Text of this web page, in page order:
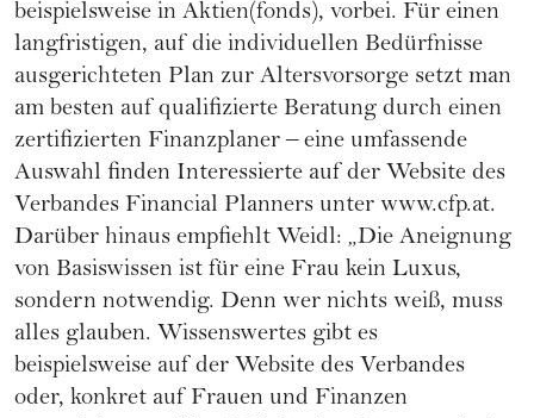
beispielsweise in Aktien(fonds), vorbei. Für einen
langfristigen, auf die individuellen Bedürfnisse
ausgerichteten Plan zur Altersvorsorge setzt man
am besten auf qualifizierte Beratung durch einen
zertifizierten Finanzplaner – eine umfassende
Auswahl finden Interessierte auf der Website des
Verbandes Financial Planners unter www.cfp.at.
Darüber hinaus empfiehlt Weidl: „Die Aneignung
von Basiswissen ist für eine Frau kein Luxus,
sondern notwendig. Denn wer nichts weiß, muss
alles glauben. Wissenswertes gibt es
beispielsweise auf der Website des Verbandes
oder, konkret auf Frauen und Finanzen